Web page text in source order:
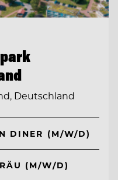
Deutschland
DINER (M/W/D)
(M/W/D)